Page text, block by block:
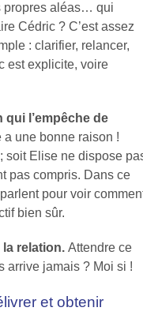
propres aléas… qui
Cédric ? C’est assez
: clarifier, relancer,
est explicite, voire
l’empêche de
a une bonne raison !
soit Elise ne dispose
pas compris. Dans ce
pour voir
bien sûr.
relation. Attendre ce
arrive jamais ? Moi si !
et obtenir